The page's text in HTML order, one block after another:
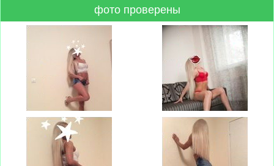
фото проверены